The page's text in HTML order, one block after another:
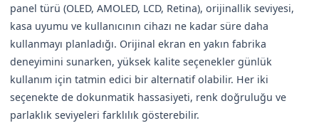
panel türü (OLED, AMOLED, LCD, Retina), orijinallik seviyesi,
kasa uyumu ve kullanıcının cihazı ne kadar süre daha
kullanmayı planladığı. Orijinal ekran en yakın fabrika
deneyimini sunarken, yüksek kalite seçenekler günlük
kullanım için tatmin edici bir alternatif olabilir. Her iki
seçenekte de dokunmatik hassasiyeti, renk doğruluğu ve
parlaklık seviyeleri farklılık gösterebilir.